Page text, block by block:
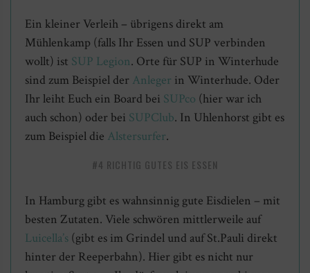
Ein kleiner Verleih – übrigens direkt am
Mühlenkamp (falls Ihr Essen und SUP verbinden
wollt) ist SUP Legion. Orte für SUP in Winterhude
sind zum Beispiel der Anleger in Winterhude. Oder
Ihr leiht Euch ein Board bei SUPco (hier war ich
auch schon) oder bei SUPClub. In Uhlenhorst gibt es
zum Beispiel die Alstersurfer.
#4 RICHTIG GUTES EIS ESSEN
In Hamburg gibt es wahnsinnig gute Eisdielen – mit
besten Zutaten. Viele schwören mittlerweile auf
Luicella’s (gibt es im Grindel und auf St.Pauli direkt
hinter der Reeperbahn). Hier gibt es nicht nur